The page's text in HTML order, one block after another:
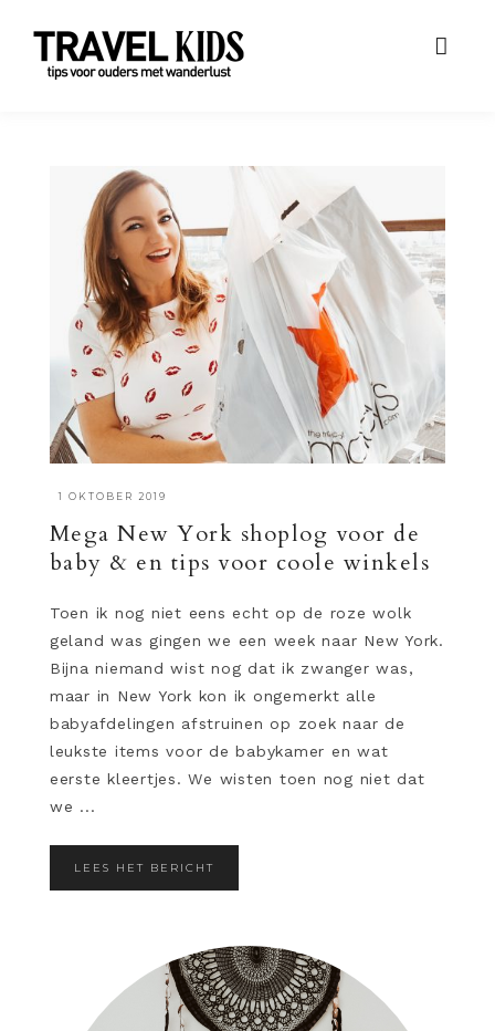
·1 OKTOBER 2019
Mega New York shoplog voor de
baby & en tips voor coole winkels
Toen ik nog niet eens echt op de roze wolk
geland was gingen we een week naar New York.
Bijna niemand wist nog dat ik zwanger was,
maar in New York kon ik ongemerkt alle
babyafdelingen afstruinen op zoek naar de
leukste items voor de babykamer en wat
eerste kleertjes. We wisten toen nog niet dat
we ...
LEES HET BERICHT